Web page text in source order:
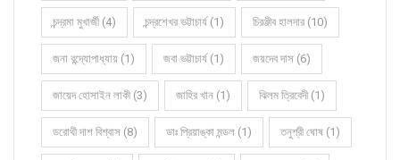
চন্দ্রমা মুখার্জী (4) চন্দ্রশেখর ভট্টাচার্য (1) চিরঞ্জীব হালদার (10)
জনা বন্দ্যোপাধ্যায় (1) জবা ভট্টাচার্য (1) জয়দেব দাস (6)
জায়েদ হোসাইন লাকী (3) জাহির খান (1) ঝিলম ত্রিবেদী (1)
ডরোথী দাশ বিশ্বাস (8) ডাঃ প্রিয়াঙ্কা মন্ডল (1) তনুশ্রী ঘোষ (1)